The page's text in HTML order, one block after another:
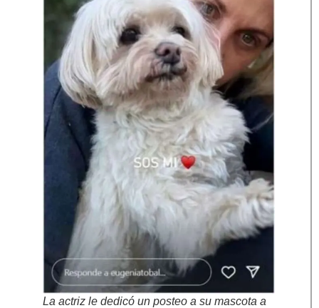
La actriz le dedicó un posteo a su mascota a